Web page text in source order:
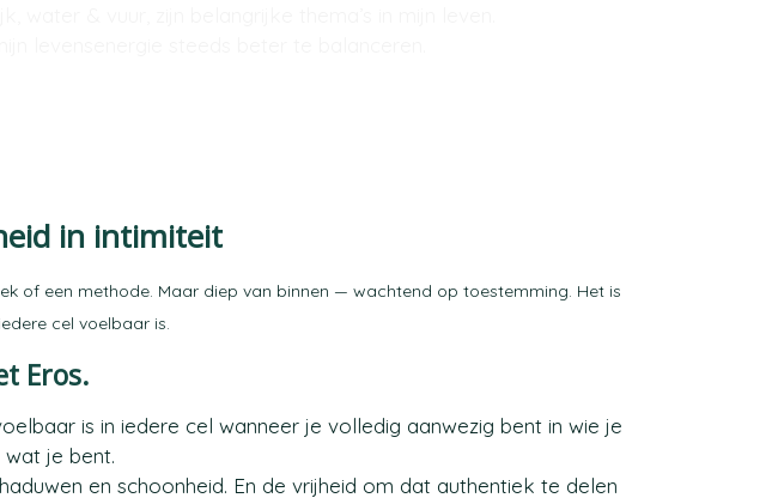
in intimiteit
of een methode. Maar diep van binnen — wachtend op toestemming. Het is
cel voelbaar is.
Eros.
is in iedere cel wanneer je volledig aanwezig bent in wie je
je bent.
en schoonheid. En de vrijheid om dat authentiek te delen